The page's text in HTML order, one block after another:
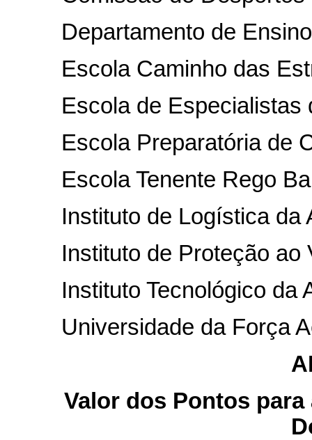
Departamento de
Escola Caminho das
Escola de Especialistas
Escola Preparatória de
Escola Tenente Rego
Instituto de Logística da
Instituto de Proteção ao
Instituto Tecnológico da
Universidade da Força
Valor dos Pontos